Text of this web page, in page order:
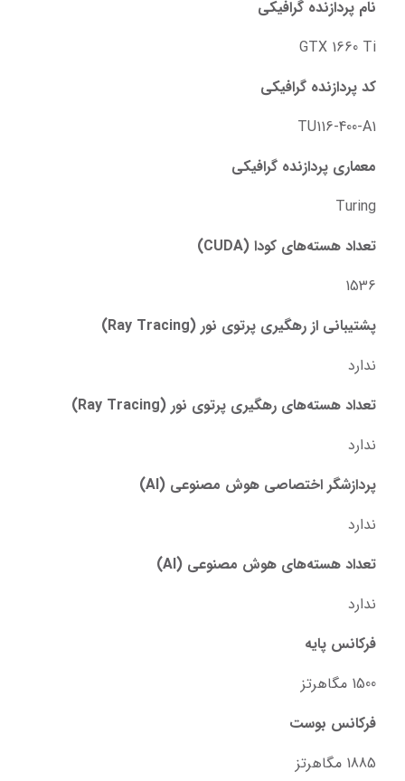
نام پردازنده گرافیکی
GTX 1660 Ti
کد پردازنده گرافیکی
TU116-400-A1
معماری پردازنده گرافیکی
Turing
تعداد هسته‌های کودا (CUDA)
1536
پشتیبانی از رهگیری پرتوی نور (Ray Tracing)
ندارد
تعداد هسته‌های رهگیری پرتوی نور (Ray Tracing)
ندارد
پردازشگر اختصاصی هوش مصنوعی (AI)
ندارد
تعداد هسته‌های هوش مصنوعی (AI)
ندارد
فرکانس پایه
1500 مگاهرتز
فرکانس بوست
1885 مگاهرتز